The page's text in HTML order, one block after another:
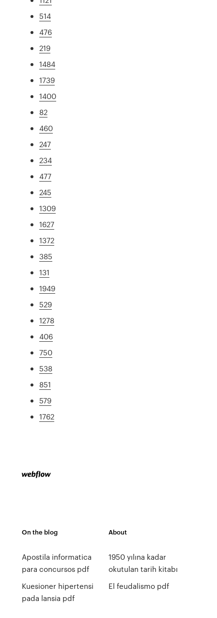
514
476
219
1484
1739
1400
82
460
247
234
477
245
1309
1627
1372
385
131
1949
529
1278
406
750
538
851
579
1762
On the blog
Apostila informatica
para concursos pdf
Kuesioner hipertensi
pada lansia pdf
About
1950 yılına kadar
okutulan tarih kitabı
El feudalismo pdf